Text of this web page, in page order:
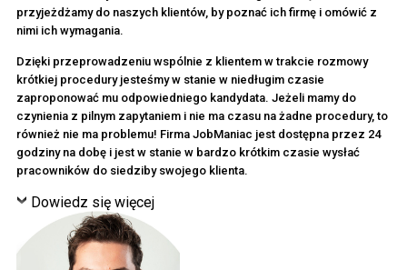
przyjeżdżamy do naszych klientów, by poznać ich firmę i omówić z
nimi ich wymagania.
Dzięki przeprowadzeniu wspólnie z klientem w trakcie rozmowy
krótkiej procedury jesteśmy w stanie w niedługim czasie
zaproponować mu odpowiedniego kandydata. Jeżeli mamy do
czynienia z pilnym zapytaniem i nie ma czasu na żadne procedury, to
również nie ma problemu! Firma JobManiac jest dostępna przez 24
godziny na dobę i jest w stanie w bardzo krótkim czasie wysłać
pracowników do siedziby swojego klienta.
Dowiedz się więcej